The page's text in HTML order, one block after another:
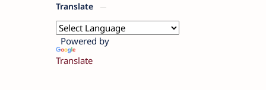
Translate
Powered by
Translate